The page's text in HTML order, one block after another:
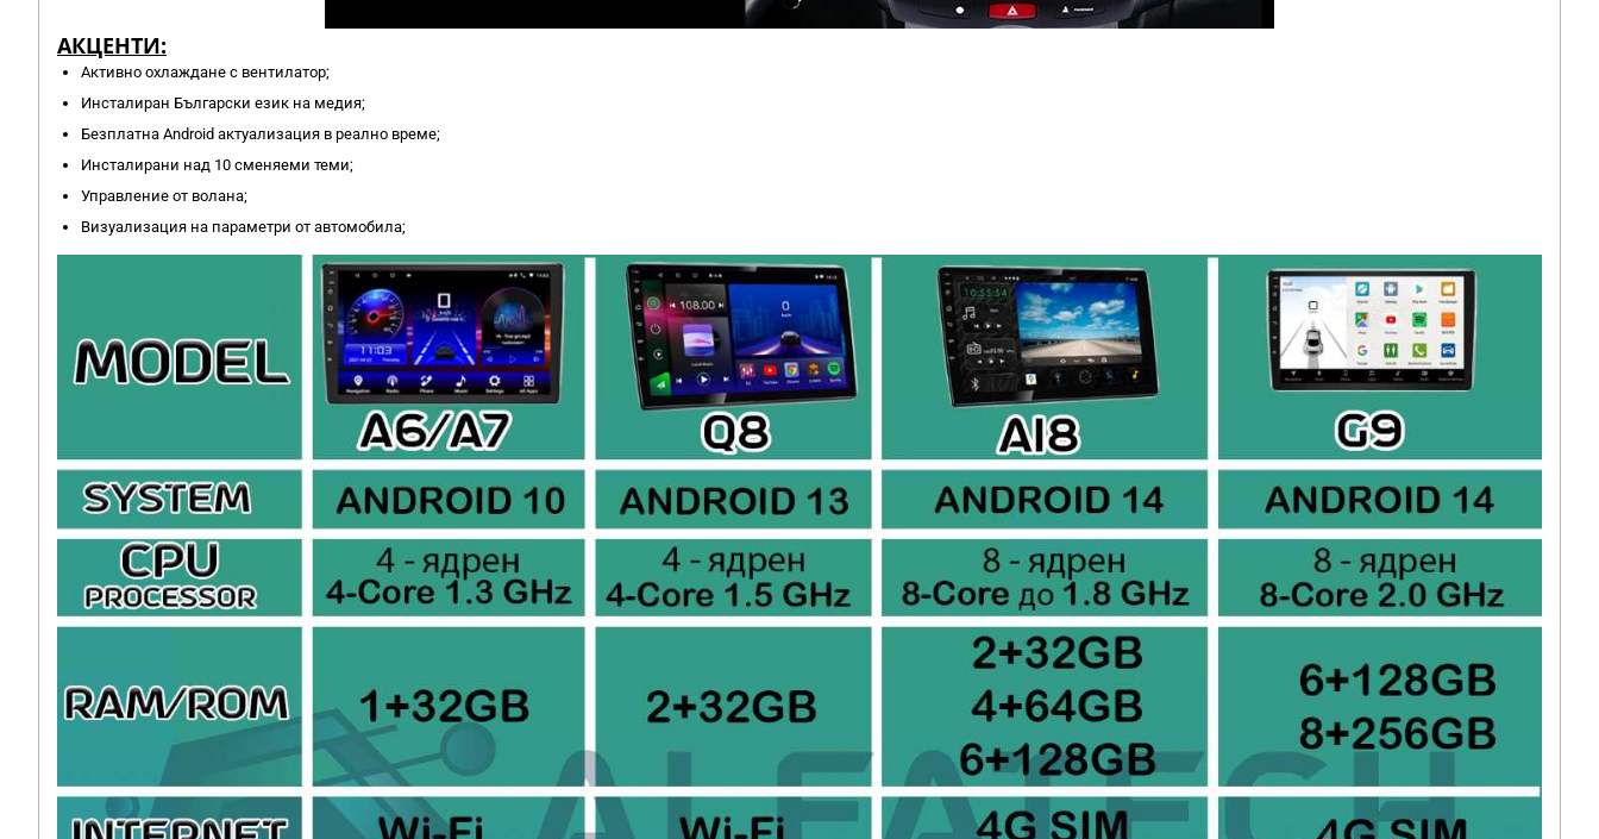
АКЦЕНТИ:
Активно охлаждане с вентилатор;
Инсталиран Български език на медия;
Безплатна Android актуализация в реално време;
Инсталирани над 10 сменяеми теми;
Управление от волана;
Визуализация на параметри от автомобила;